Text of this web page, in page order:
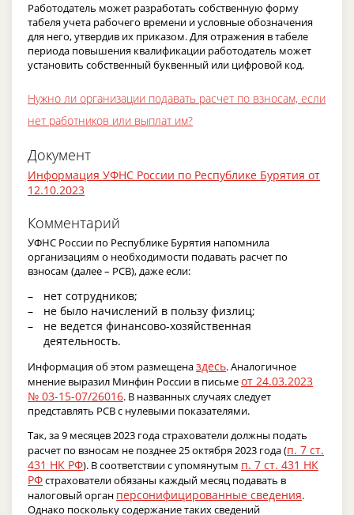
Работодатель может разработать собственную форму
табеля учета рабочего времени и условные обозначения
для него, утвердив их приказом. Для отражения в табеле
периода повышения квалификации работодатель может
установить собственный буквенный или цифровой код.
Нужно ли организации подавать расчет по взносам, если
нет работников или выплат им?
Документ
Информация УФНС России по Республике Бурятия от
12.10.2023
Комментарий
УФНС России по Республике Бурятия напомнила
организациям о необходимости подавать расчет по
взносам (далее – РСВ), даже если:
нет сотрудников;
не было начислений в пользу физлиц;
не ведется финансово-хозяйственная
деятельность.
Информация об этом размещеназдесь. Аналогичное
мнение выразил Минфин России в письмеот 24.03.2023
№ 03-15-07/26016. В названных случаях следует
представлять РСВ с нулевыми показателями.
Так, за 9 месяцев 2023 года страхователи должны подать
расчет по взносам не позднее 25 октября 2023 года (п. 7 ст.
431 НК РФ). В соответствии с упомянутым п. 7 ст. 431 НК
РФстрахователи обязаны каждый месяц подавать в
налоговый орган персонифицированные сведения.
Однако поскольку содержание таких сведений